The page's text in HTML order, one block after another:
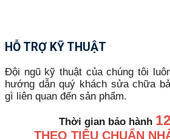
HỖ TRỢ KỸ THUẬT
Đội ngũ kỹ thuật của chúng tôi
hướng dẫn quý khách sửa chữa
gì liên quan đến sản phẩm.
Thời gian bảo hành
THEO TIÊU CHUẨN